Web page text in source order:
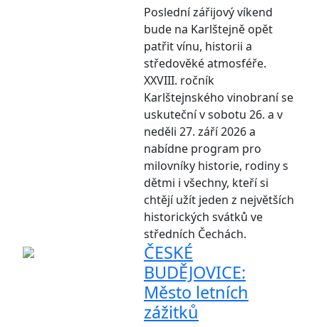
Poslední zářijový víkend
bude na Karlštejně opět
patřit vínu, historii a
středověké atmosféře.
XXVIII. ročník
Karlštejnského vinobraní se
uskuteční v sobotu 26. a v
neděli 27. září 2026 a
nabídne program pro
milovníky historie, rodiny s
dětmi i všechny, kteří si
chtějí užít jeden z největších
historických svátků ve
středních Čechách.
ČESKÉ
BUDĚJOVICE:
Město letních
zážitků